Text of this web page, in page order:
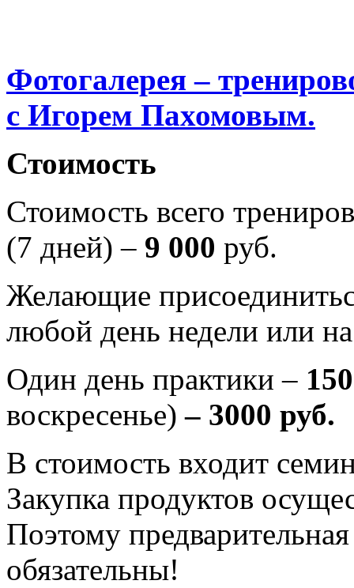
Фотогалерея –
с Игорем Пахомовым.
Стоимость
Стоимость всего
(7 дней) – 9 000 руб.
Желающие
любой день недели или
Один день практики –
воскресенье)– 3000 руб.
В стоимость входит
Закупка продуктов
Поэтому
обязательны!